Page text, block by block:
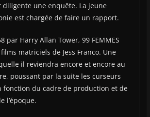
diligente une enquête. La jeune
est chargée de faire un rapport.
par Harry Allan Tower, 99 FEMMES
matriciels de Jess Franco. Une
il reviendra encore et encore au
poussant par la suite les curseurs
fonction du cadre de production et de
l’époque.